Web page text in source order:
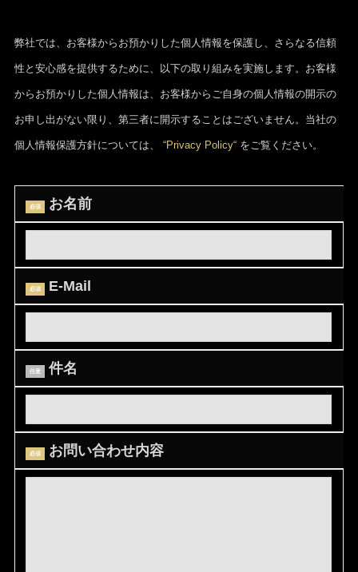
弊社では、お客様からお預かりした個人情報を保護し、さらなる信頼
性と安心感を提供するために、以下の取り組みを実施します。お客様
からお預かりした個人情報は、お客様からご自身の個人情報の開示の
お申し出がない限り、第三者に開示することはございません。当社の
個人情報保護方針については、 “Privacy Policy“をご覧ください。
必須 お名前
必須 E-Mail
任意 件名
必須 お問い合わせ内容